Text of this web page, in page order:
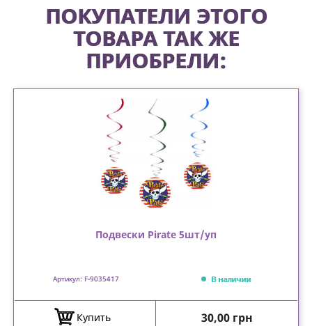
ПОКУПАТЕЛИ ЭТОГО
ТОВАРА ТАК ЖЕ
ПРИОБРЕЛИ:
Подвески Pirate 5шт/уп
Артикул: F-9035417 В наличии
Купить Цена
30,00 грн